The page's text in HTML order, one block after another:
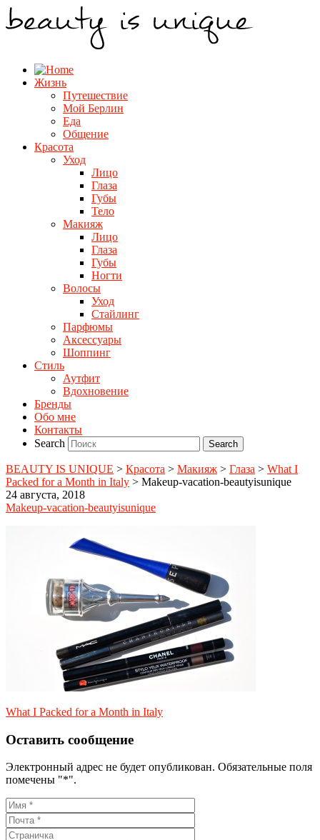
Жизнь
Путешествие
Мой Берлин
Еда
Общение
Красота
Уход
Лицо
Глаза
Губы
Тело
Макияж
Лицо
Глаза
Губы
Ногти
Волосы
Уход
Стайлинг
Парфюмы
Аксессуары
Шоппинг
Стиль
Аутфит
Вдохновение
Бренды
Обо мне
Контакты
Search
BEAUTY IS UNIQUE > Красота > Макияж > Глаза > What I
Packed for a Month in Italy > Makeup-vacation-beautyisunique
24 августа, 2018
Makeup-vacation-beautyisunique
What I Packed for a Month in Italy
Оставить сообщение
Электронный адрес не будет опубликован. Обязательные поля
помечены "*".